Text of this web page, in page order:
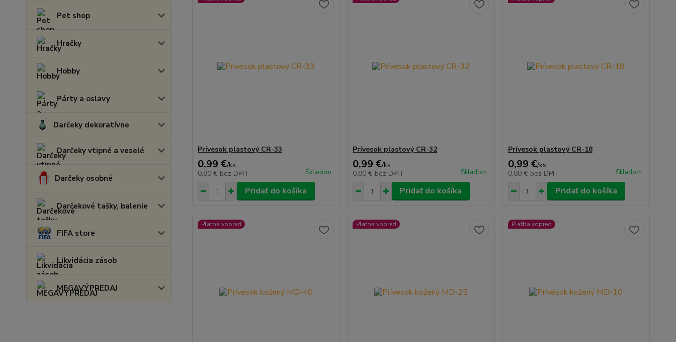
Pet shop
Hračky
Hobby
Párty a oslavy
Darčeky dekoratívne
Darčeky vtipné a veselé
Darčeky osobné
Darčekové tašky, balenie
FIFA store
Likvidácia zásob
MEGAVÝPREDAJ
Prívesok plastový CR-33
0,99 €/ks
0,80 € bez DPH Skladom
Pridať do košíka
Prívesok plastový CR-32
0,99 €/ks
0,80 € bez DPH Skladom
Pridať do košíka
Prívesok plastový CR-18
0,99 €/ks
0,80 € bez DPH Skladom
Pridať do košíka
Platba vopred Platba vopred Platba vopred